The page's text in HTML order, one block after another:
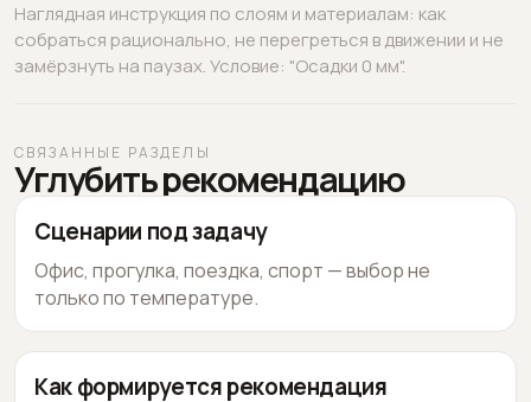
Наглядная инструкция по слоям и материалам: как
собраться рационально, не перегреться в движении и не
замёрзнуть на паузах. Условие: "Осадки 0 мм".
СВЯЗАННЫЕ РАЗДЕЛЫ
Углубить рекомендацию
Сценарии под задачу
Офис, прогулка, поездка, спорт — выбор не
только по температуре.
Как формируется рекомендация